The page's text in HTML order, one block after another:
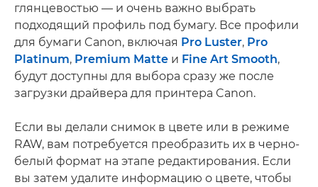
глянцевостью — и очень важно выбрать
подходящий профиль под бумагу. Все профили
для бумаги Canon, включая Pro Luster, Pro
Platinum, Premium Matte и Fine Art Smooth,
будут доступны для выбора сразу же после
загрузки драйвера для принтера Canon.
Если вы делали снимок в цвете или в режиме
RAW, вам потребуется преобразить их в черно-
белый формат на этапе редактирования. Если
вы затем удалите информацию о цвете, чтобы